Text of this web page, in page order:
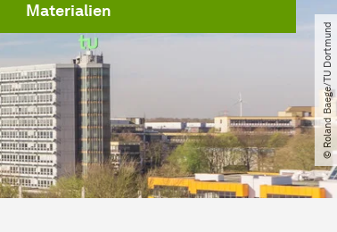
Materialien
© Roland Baege​/​TU Dortmund